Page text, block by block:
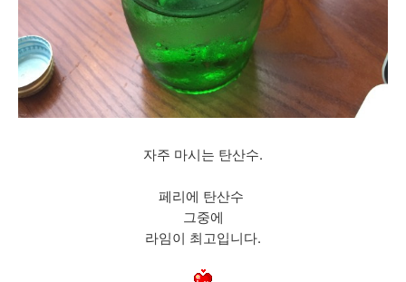
자주 마시는 탄산수.
페리에 탄산수
그중에
라임이 최고입니다.